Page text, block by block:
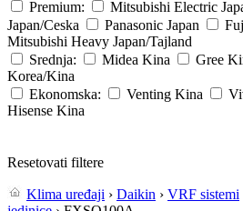
Premium: Mitsubishi Electric
Japan/Ceska
Panasonic Japan
Mitsubishi Heavy Japan/Tajland
Srednja:
Midea Kina Gree
Korea/Kina
Ekonomska:
Venting Kina
Hisense Kina
Resetovati filtere
Klima uređaji › Daikin › VRF sistemi